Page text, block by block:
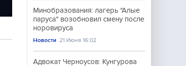
Минобразования: лагерь "Алые
паруса" возобновил смену после
норовируса
Новости 21 Июня 16:02
Адвокат Черноусов: Кунгурова